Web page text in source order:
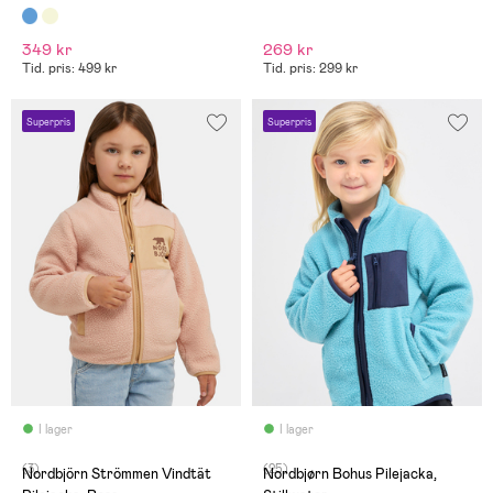
349 kr
Tid. pris: 499 kr
269 kr
Tid. pris: 299 kr
Superpris
I lager
(3)
Nordbjörn Strömmen Vindtät
Superpris
I lager
(25)
Nordbjørn Bohus Pilejacka,